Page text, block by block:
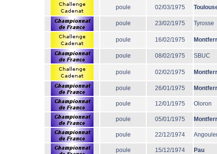
poule 02/03/1975
poule 23/02/1975 Tyrosse
poule 16/02/1975
poule 08/02/1975 SBUC
poule 02/02/1975
poule 26/01/1975
poule 12/01/1975 Oloron
poule 05/01/1975
poule 22/12/1974
poule 15/12/1974 Pau